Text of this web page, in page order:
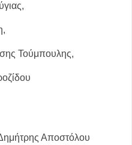
Τούμπουλης,
Αποστόλου